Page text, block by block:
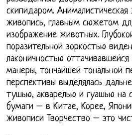
скипидаром. Анималистическая
живопись, главным сюжетом
изображение животных.
поразительной зоркостью
лаконичностью
манеры, тончайшей тональной
перспективы выделялась
тушью, акварелью и гуашью на
бумаги – в Китае, Корее,
живописи Творчество – это